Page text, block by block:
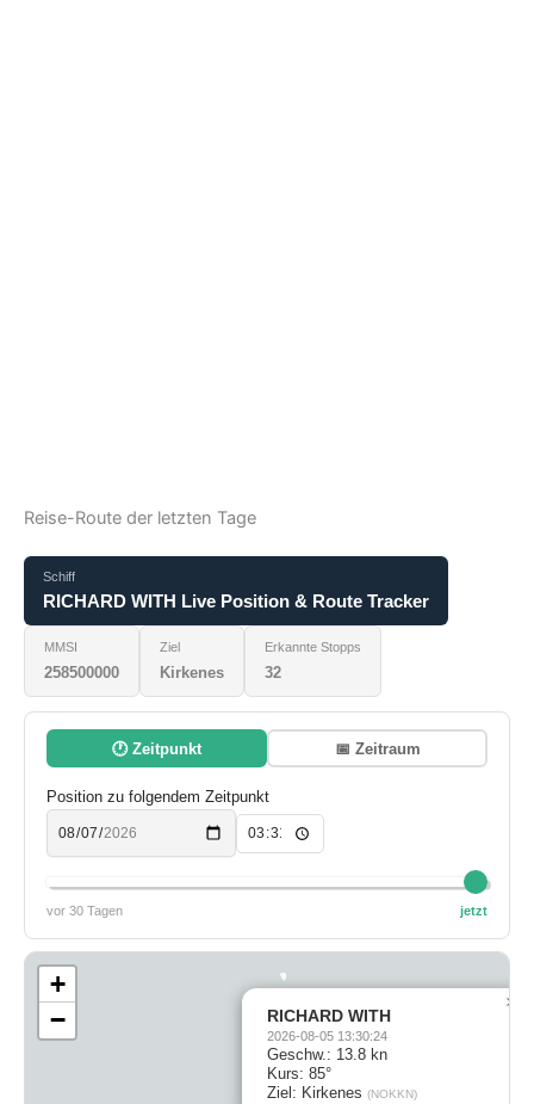
Reise-Route der letzten Tage
Schiff
RICHARD WITH Live Position & Route Tracker
MMSI
258500000
Ziel
Kirkenes
Erkannte Stopps
32
🕐 Zeitpunkt 📅 Zeitraum
Position zu folgendem Zeitpunkt
vor 30 Tagen jetzt
RICHARD WITH
2026-08-05 13:30:24
Geschw.: 13.8 kn
Kurs: 85°
Ziel: Kirkenes (NOKKN)
×
+
−